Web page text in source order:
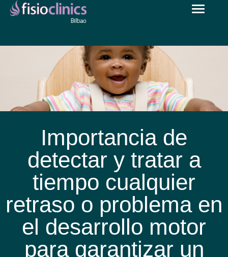
Pasar
principal
Toggle
Importancia de
detectar y tratar a
tiempo cualquier
retraso o problema en
el desarrollo motor
para garantizar un